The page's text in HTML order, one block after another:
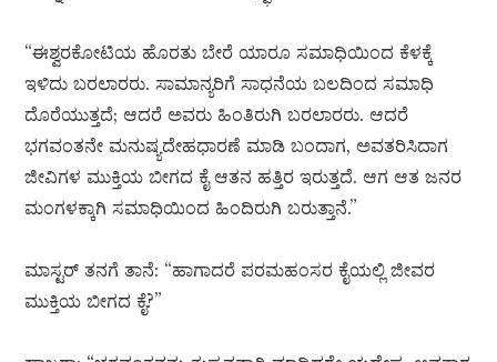
“ಈಶ್ವರಕೋಟಿಯ ಹೊರತು ಬೇರೆ ಯಾರೂ ಸಮಾಧಿಯಿಂದ ಕೆಳಕ್ಕೆ
ಇಳಿದು ಬರಲಾರರು. ಸಾಮಾನ್ಯರಿಗೆ ಸಾಧನೆಯ ಬಲದಿಂದ ಸಮಾಧಿ
ದೊರೆಯುತ್ತದೆ; ಆದರೆ ಅವರು ಹಿಂತಿರುಗಿ ಬರಲಾರರು. ಆದರೆ
ಭಗವಂತನೇ ಮನುಷ್ಯದೇಹಧಾರಣೆ ಮಾಡಿ ಬಂದಾಗ, ಅವತರಿಸಿದಾಗ
ಜೀವಿಗಳ ಮುಕ್ತಿಯ ಬೀಗದ ಕೈ ಆತನ ಹತ್ತಿರ ಇರುತ್ತದೆ. ಆಗ ಆತ ಜನರ
ಮಂಗಳಕ್ಕಾಗಿ ಸಮಾಧಿಯಿಂದ ಹಿಂದಿರುಗಿ ಬರುತ್ತಾನೆ.”
ಮಾಸ್ಟರ್ ತನಗೆ ತಾನೆ: “ಹಾಗಾದರೆ ಪರಮಹಂಸರ ಕೈಯಲ್ಲಿ ಜೀವರ
ಮುಕ್ತಿಯ ಬೀಗದ ಕೈ?”